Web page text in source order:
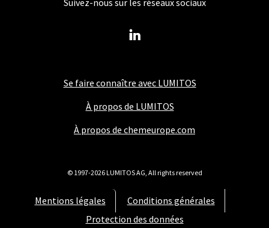
Se faire connaître avec LUMITOS
À propos de LUMITOS
À propos de chemeurope.com
Mentions légales
Conditions générales
Protection des données
© 1997-2026 LUMITOS AG, All rights reserved